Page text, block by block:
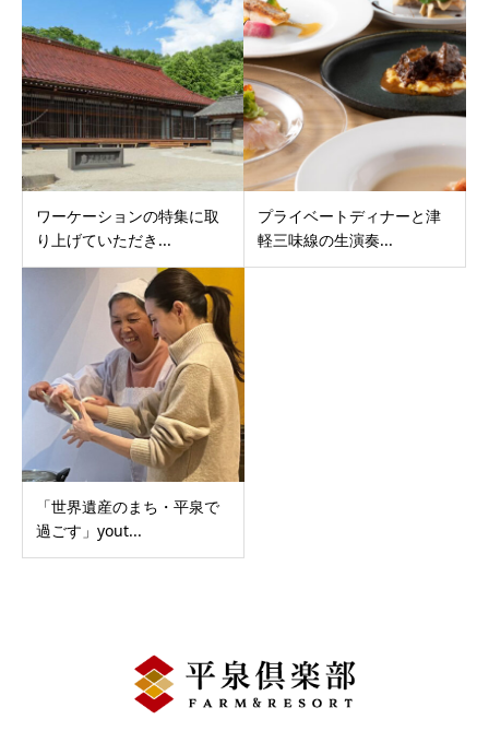
ワーケーションの特集に取
り上げていただき...
プライベートディナーと津
軽三味線の生演奏...
「世界遺産のまち・平泉で
過ごす」yout...